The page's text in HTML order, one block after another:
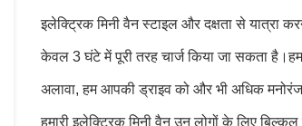
इलेक्ट्रिक मिनी वैन स्टाइल और दक्षता से यात्रा
केवल 3 घंटे में पूरी तरह चार्ज किया जा सकता
अलावा, हम आपकी ड्राइव को और भी अधिक
हमारी इलेक्ट्रिक मिनी वैन उन लोगों के लिए